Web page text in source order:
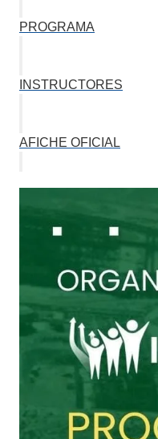
PROGRAMA
INSTRUCTORES
AFICHE OFICIAL